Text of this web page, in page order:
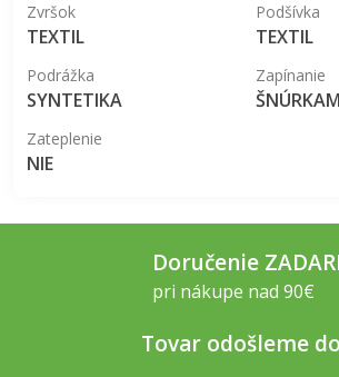
Zvršok
TEXTIL
Podšívka
TEXTIL
Podrážka
SYNTETIKA
Zapínanie
Zateplenie
NIE
Doručenie
pri nákupe nad 90€
Tovar odošleme